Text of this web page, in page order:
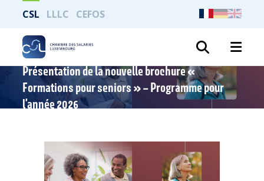
CSL LLLC CEFOS
Présentation de la nouvelle brochure «
Formations pour seniors » – Programme pour
l’année 2026